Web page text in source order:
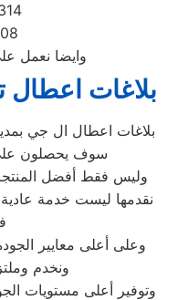
وايضا نعمل
بلاغات اعطال
بلاغات اعطال ال جي
سوف يحصلون على
وليس فقط أفضل
نقدمها ليست خدمة
وعلى أعلى معايير
ونخدم
وتوفير أعلى مستويات